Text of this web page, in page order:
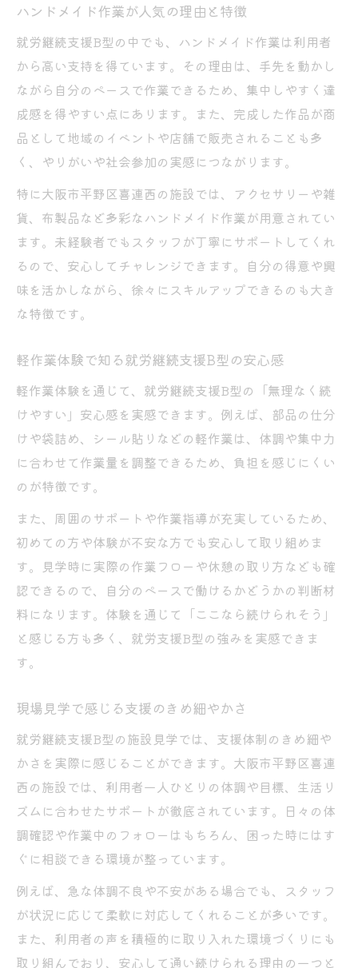
ハンドメイド作業が人気の理由と特徴
就労継続支援B型の中でも、ハンドメイド作業は利用者
から高い支持を得ています。その理由は、手先を動かし
ながら自分のペースで作業できるため、集中しやすく達
成感を得やすい点にあります。また、完成した作品が商
品として地域のイベントや店舗で販売されることも多
く、やりがいや社会参加の実感につながります。
特に大阪市平野区喜連西の施設では、アクセサリーや雑
貨、布製品など多彩なハンドメイド作業が用意されてい
ます。未経験者でもスタッフが丁寧にサポートしてくれ
るので、安心してチャレンジできます。自分の得意や興
味を活かしながら、徐々にスキルアップできるのも大き
な特徴です。
軽作業体験で知る就労継続支援B型の安心感
軽作業体験を通じて、就労継続支援B型の「無理なく続
けやすい」安心感を実感できます。例えば、部品の仕分
けや袋詰め、シール貼りなどの軽作業は、体調や集中力
に合わせて作業量を調整できるため、負担を感じにくい
のが特徴です。
また、周囲のサポートや作業指導が充実しているため、
初めての方や体験が不安な方でも安心して取り組めま
す。見学時に実際の作業フローや休憩の取り方なども確
認できるので、自分のペースで働けるかどうかの判断材
料になります。体験を通じて「ここなら続けられそう」
と感じる方も多く、就労支援B型の強みを実感できま
す。
現場見学で感じる支援のきめ細やかさ
就労継続支援B型の施設見学では、支援体制のきめ細や
かさを実際に感じることができます。大阪市平野区喜連
西の施設では、利用者一人ひとりの体調や目標、生活リ
ズムに合わせたサポートが徹底されています。日々の体
調確認や作業中のフォローはもちろん、困った時にはす
ぐに相談できる環境が整っています。
例えば、急な体調不良や不安がある場合でも、スタッフ
が状況に応じて柔軟に対応してくれることが多いです。
また、利用者の声を積極的に取り入れた環境づくりにも
取り組んでおり、安心して通い続けられる理由の一つと